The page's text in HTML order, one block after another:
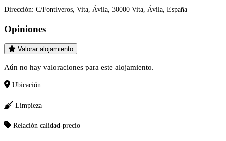
Dirección: C/Fontiveros, Vita, Ávila, 30000 Vita, Ávila, España
Opiniones
Valorar alojamiento
Aún no hay valoraciones para este alojamiento.
Ubicación
—
Limpieza
—
Relación calidad-precio
—